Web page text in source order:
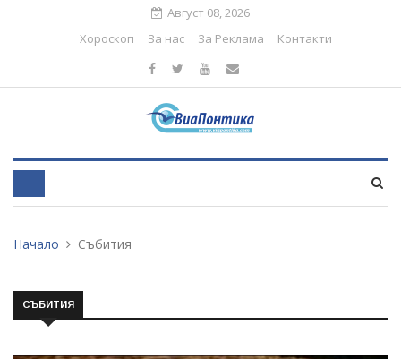
Август 08, 2026
Хороскоп
За нас За Реклама Контакти
Начало Събития
СЪБИТИЯ